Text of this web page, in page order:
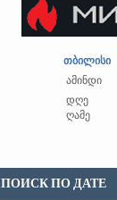
თბილისი
ამინდი
დღე
ღამე
ПОИСК ПО ДАТЕ